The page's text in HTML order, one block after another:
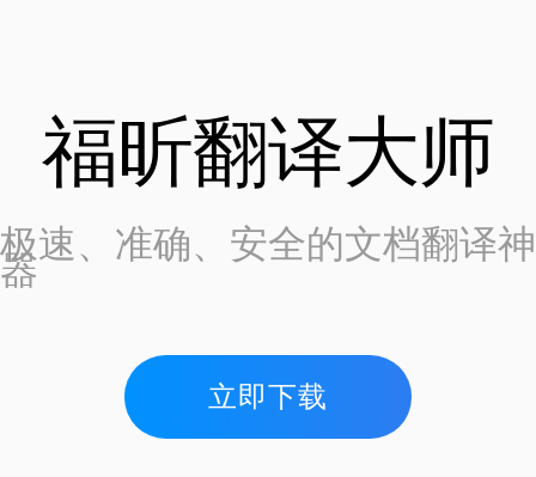
福昕翻译大师
极速、准确、安全的文档翻译神
器
立即下载